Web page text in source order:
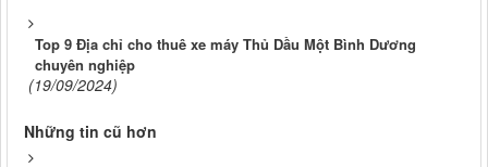
Top 9 Địa chỉ cho thuê xe máy Thủ Dầu Một Bình Dương
chuyên nghiệp
(19/09/2024)
Những tin cũ hơn